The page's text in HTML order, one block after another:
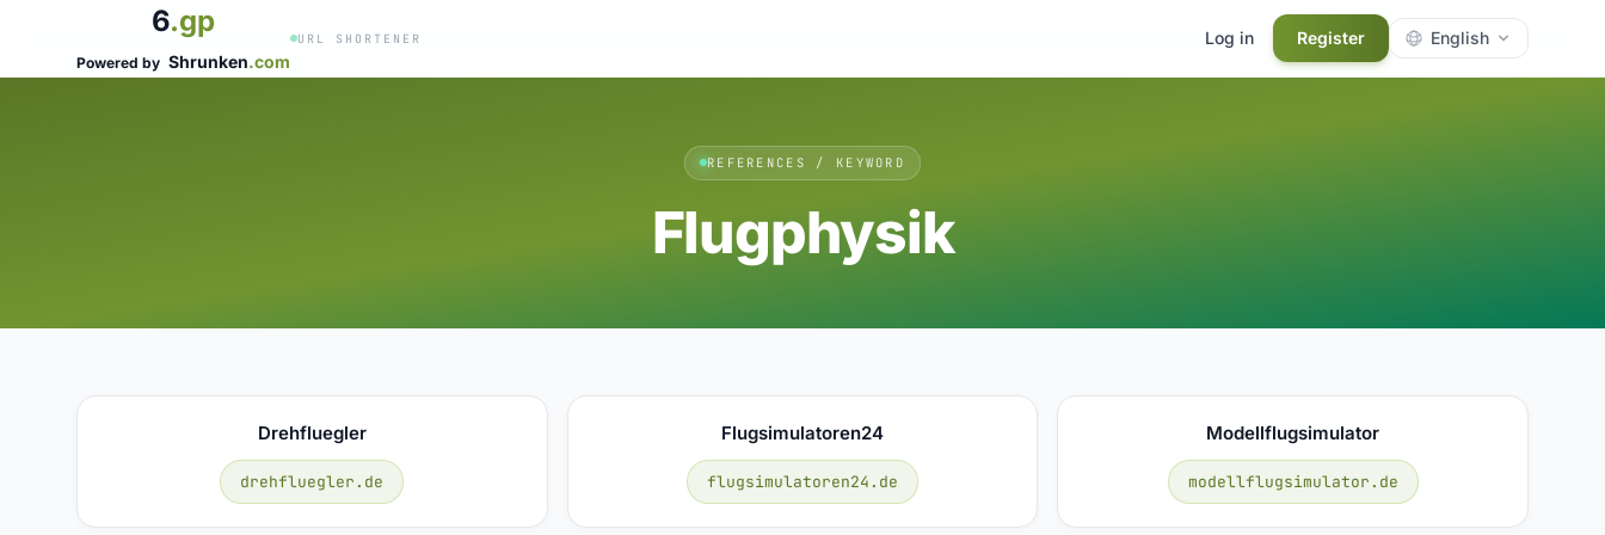
6.gp
Powered by Shrunken.com
URL SHORTENER Log in Register English
REFERENCES / KEYWORD
Flugphysik
Drehfluegler
drehfluegler.de
Flugsimulatoren24
flugsimulatoren24.de
Modellflugsimulator
modellflugsimulator.de